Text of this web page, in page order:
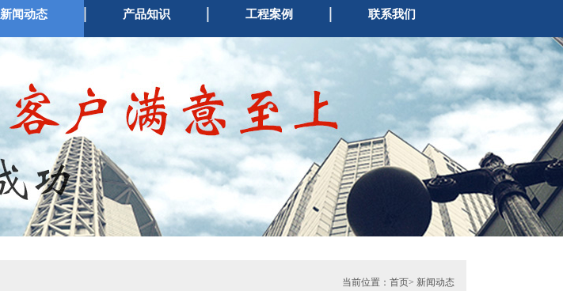
新闻动态 产品知识 工程案例 联系我们
当前位置： 首页> 新闻动态